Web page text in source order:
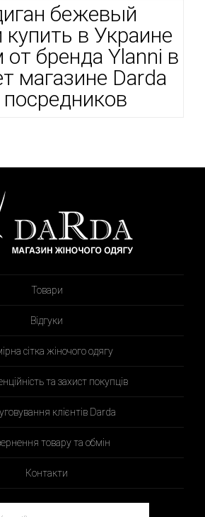
бежевый
в Украине
от бренда Ylanni в
магазине Darda
посредников
Товари
Відгуки
сітка жіночого одягу
та захист покупців
клієнтів Darda
товару та обмін
Контакти